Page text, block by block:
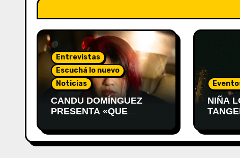
Entrevistas
Escuchá lo nuevo
Noticias
CANDU DOMÍNGUEZ
PRESENTA «QUE
NIÑA